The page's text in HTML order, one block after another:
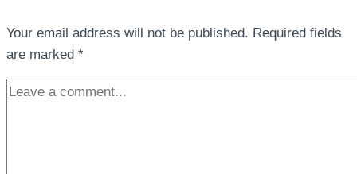
Your email address will not be published. Required fields
are marked *